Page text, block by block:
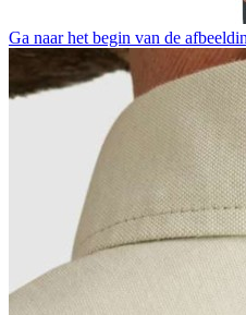
Ga naar het begin van de